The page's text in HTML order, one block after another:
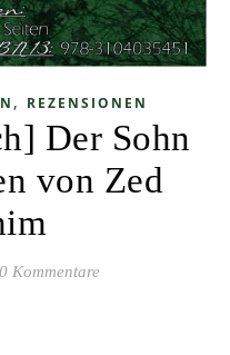
, REZENSIONEN
Der Sohn
von Zed
0 Kommentare